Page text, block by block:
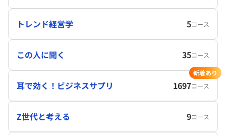
トレンド経営学 5コース
この人に聞く 35コース
耳で効く！ビジネスサプリ 1697コース
新着あり
Z世代と考える 9コース